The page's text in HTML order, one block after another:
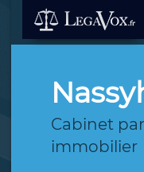
Cabinet
immobilier